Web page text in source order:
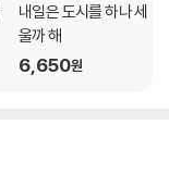
내일은 도시를 하나 세
울까 해
6,650원